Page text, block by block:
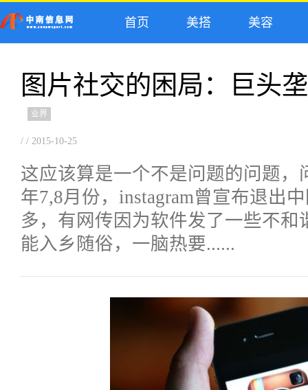
首页 美搭 美容
图片社交的困局：巨头
业界
/ / 2015-10-25
这应该算是一个不是问题的问题
年7,8月份，instagram曾宣布退出
多，有网传因为软件发了一些不和
能入乡随俗，一脑热要......